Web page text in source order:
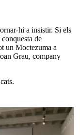
hi a insistir. Si els
de
un Moctezuma a
Grau, company